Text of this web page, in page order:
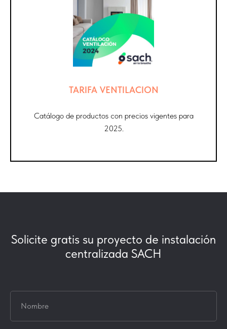
TARIFA VENTILACION
Catálogo de productos con precios vigentes para
2025.
Solicite gratis su proyecto de instalación
centralizada SACH